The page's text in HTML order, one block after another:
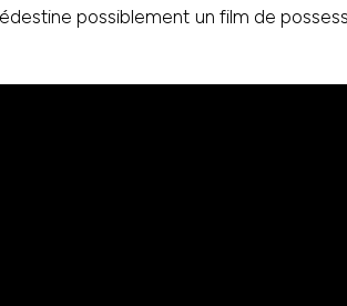
possiblement un film de